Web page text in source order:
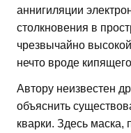
аннигиляции
столкновения в
чрезвычайно
нечто вроде
Автору неизвестен
объяснить
кварки. Здесь маска,